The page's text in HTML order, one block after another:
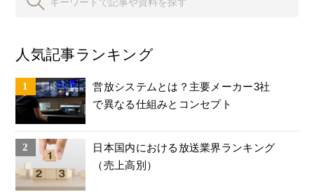
人気記事ランキング
営放システムとは？主要メーカー3社
で異なる仕組みとコンセプト
日本国内における放送業界ランキング
（売上高別）